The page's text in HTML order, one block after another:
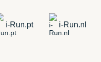
i-Run.pt i-Run.nl